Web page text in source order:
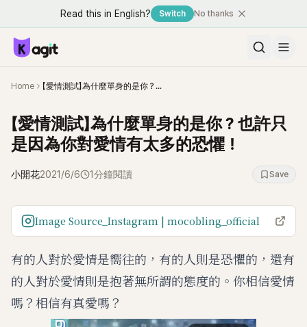
Read this in English? Switch No thanks
Home 【愛情測試】為什麼單身的是你？也許只是因為你對愛情有太多的恐懼！
【愛情測試】為什麼單身的是你？也許只
是因為你對愛情有太多的恐懼！
小開花2021/6/6 1分鐘閱讀 Save
Image Source_Instagram | mocobling_official
有的人對於愛情是嚮往的，有的人則是恐懼的，還有
的人對於愛情則是抱著無所謂的態度的。你相信愛情
嗎？相信有真愛嗎？